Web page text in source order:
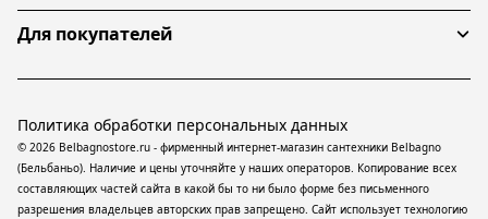
Для покупателей
© 2026 Belbagnostore.ru - фирменный интернет-магазин сантехники Belbagno
(Бельбаньо). Наличие и цены уточняйте у наших операторов. Копирование всех
составляющих частей сайта в какой бы то ни было форме без письменного
разрешения владельцев авторских прав запрещено. Сайт использует технологию
Политика обработки персональных данных